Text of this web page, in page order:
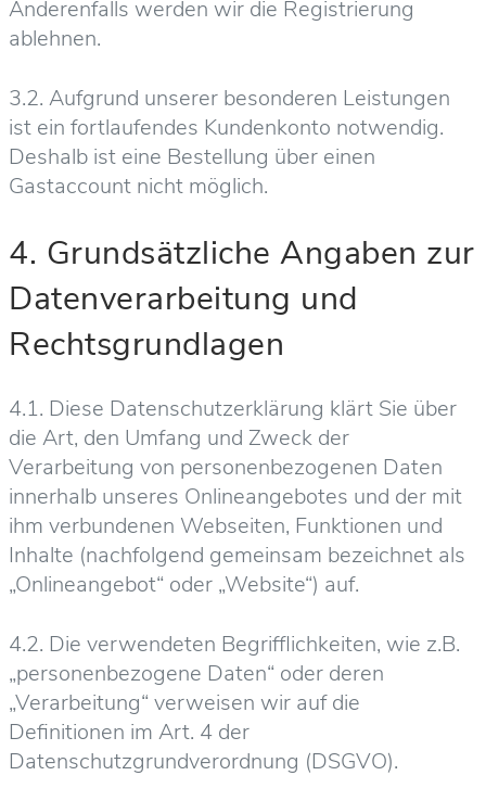
Anderenfalls werden wir die Registrierung
ablehnen.
3.2. Aufgrund unserer besonderen Leistungen
ist ein fortlaufendes Kundenkonto notwendig.
Deshalb ist eine Bestellung über einen
Gastaccount nicht möglich.
4. Grundsätzliche Angaben zur
Datenverarbeitung und
Rechtsgrundlagen
4.1. Diese Datenschutzerklärung klärt Sie über
die Art, den Umfang und Zweck der
Verarbeitung von personenbezogenen Daten
innerhalb unseres Onlineangebotes und der mit
ihm verbundenen Webseiten, Funktionen und
Inhalte (nachfolgend gemeinsam bezeichnet als
„Onlineangebot“ oder „Website“) auf.
4.2. Die verwendeten Begrifflichkeiten, wie z.B.
„personenbezogene Daten“ oder deren
„Verarbeitung“ verweisen wir auf die
Definitionen im Art. 4 der
Datenschutzgrundverordnung (DSGVO).